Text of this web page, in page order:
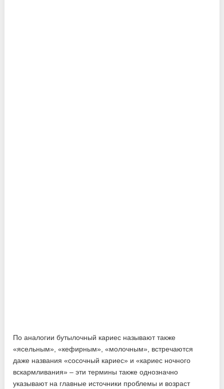
По аналогии бутылочный кариес называют также
«ясельным», «кефирным», «молочным», встречаются
даже названия «сосочный кариес» и «кариес ночного
вскармливания» – эти термины также однозначно
указывают на главные источники проблемы и возраст